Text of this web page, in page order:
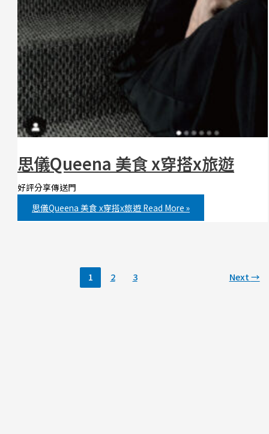
思儀Queena 美食 x穿搭x旅遊
好評分享傳送門
思儀Queena 美食 x穿搭x旅遊 Read More »
1 2 3 Next→